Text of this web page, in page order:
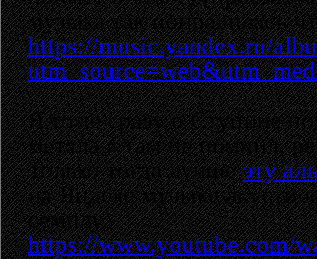
музыка так понравилась
https://music.yandex.ru/
Я тоже сразу о Ступине
метала я там не помнил,
Только тогда лучшеэту
на Яндеке музыке
семплу.
https://www.youtube.com/